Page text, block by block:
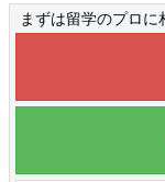
まずは留学のプロに